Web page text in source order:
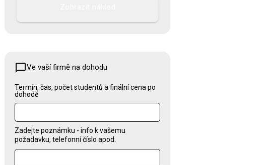
chat_bubble_outlineVe vaší firmě na dohodu
Termín, čas, počet studentů a finální cena po
dohodě
Zadejte poznámku - info k vašemu
požadavku, telefonní číslo apod.